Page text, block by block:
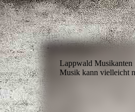
Lappwald Musikanten
Musik kann vielleicht